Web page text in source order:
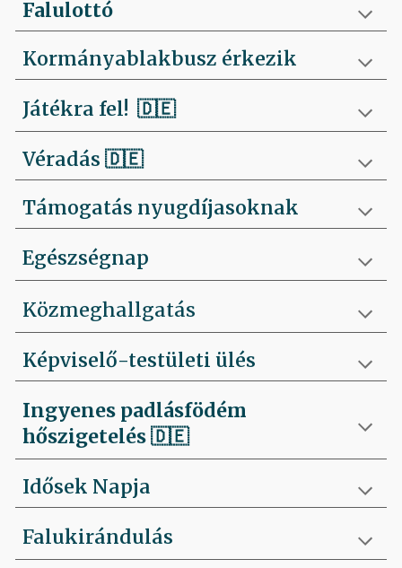
Falulottó
Kormányablakbusz érkezik
Játékra fel!🇩🇪
Véradás🇩🇪
Támogatás nyugdíjasoknak
Egészségnap
Közmeghallgatás
Képviselő-testületi ülés
Ingyenes padlásfödém
hőszigetelés🇩🇪
Idősek Napja
Falukirándulás